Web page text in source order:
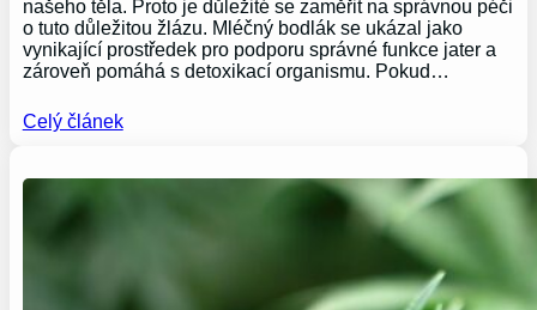
našeho těla. Proto je důležité se zaměřit na správnou péči
o tuto důležitou žlázu. Mléčný bodlák se ukázal jako
vynikající prostředek pro podporu správné funkce jater a
zároveň pomáhá s detoxikací organismu. Pokud…
Celý článek